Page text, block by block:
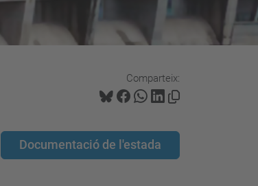
a
Comparteix:
Documentació de l'estada